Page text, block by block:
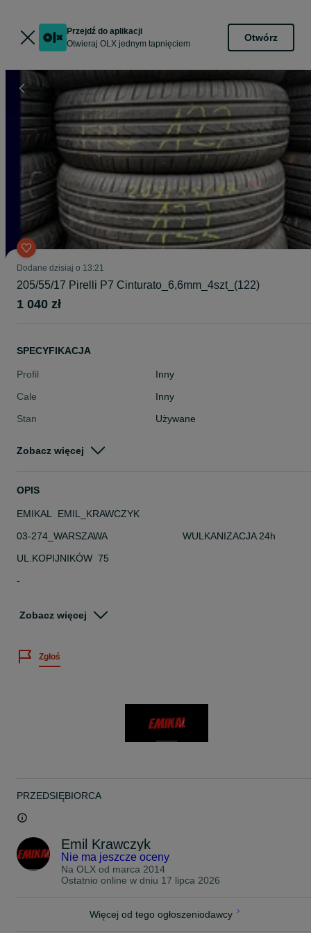
Przejdź do aplikacji
Otwieraj OLX jednym tapnięciem
Otwórz
Dodane dzisiaj o 13:21
205/55/17 Pirelli P7 Cinturato_6,6mm_4szt_(122)
1 040 zł
SPECYFIKACJA
Profil
Inny
Cale
Inny
Stan
Używane
Szerokość
Zobacz więcej
OPIS
EMIKAL EMIL_KRAWCZYK
03-274_WARSZAWA WULKANIZACJA 24h
UL.KOPIJNIKÓW 75
-
DANE TECHNICZNE
PRODUCENT : Pirelli
MODEL : P7 Cinturato
NOŚNOŚĆ : W
UWAGI : Letnie !
BARDZO PROSIMY O KONTAKT TELEFONICZNY W CELU
UZYSKANIA ODPOWIEDZI NA PAŃSTWA PYTANIA, PONIEWAŻ
OTRZYMUJEMY CODZIENNIE BARDZO DUŻO WIADOMOŚCI I
NIE NA KAŻDĄ JESTEŚMY W STANIE ODPISAĆ ZE WZGLĘDU
POZOSTAŁE OBOWIĄZKI.
ZAPRASZAM PO ODBIÓR I BEZPŁATNY MONTAŻ
OPON 24 GODZINY NA DOBĘ 7 DNI W TYGODNIU W
TEL: 5 1 2 - 9 6 5 - 9 0 4
Zobacz więcej
Zgłoś
PRZEDSIĘBIORCA
Emil Krawczyk
Nie ma jeszcze oceny
Na OLX od marca 2014
Ostatnio online w dniu 17 lipca 2026
Więcej od tego ogłoszeniodawcy